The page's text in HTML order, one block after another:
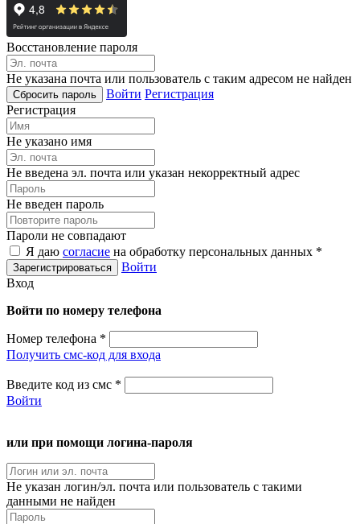
Восстановление пароля
Не указана почта или пользователь с таким адресом не найден
Войти Регистрация
Регистрация
Не указано имя
Не введена эл. почта или указан некорректный адрес
Не введен пароль
Пароли не совпадают
Я даю согласие на обработку персональных данных *
Войти
Вход
Войти по номеру телефона
Номер телефона *
Получить смс-код для входа
Введите код из смс *
Войти
или при помощи логина-пароля
Не указан логин/эл. почта или пользователь с такими
данными не найден